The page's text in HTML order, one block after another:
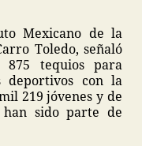
Mexicano de la
Toledo, señaló
tequios para
deportivos con la
219 jóvenes y de
sido parte de